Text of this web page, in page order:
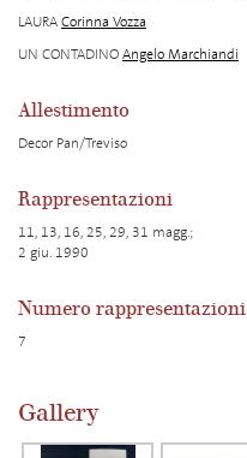
LAURACorinna Vozza
UN CONTADINOAngelo Marchiandi
Allestimento
Decor Pan/Treviso
Rappresentazioni
11, 13, 16, 25, 29, 31 magg.;
2 giu. 1990
Numero rappresentazioni
7
Gallery